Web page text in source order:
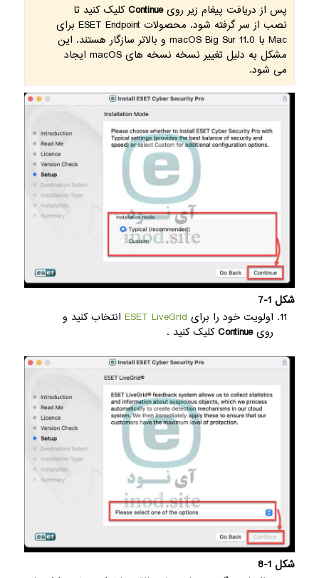
پس از دریافت پیغام زیر رویContinueکلیک کنید تا
نصب از سر گرفته شود. محصولات ESET Endpoint برای
Mac با macOS Big Sur 11.0 و بالاتر سازگار هستند. این
مشکل به دلیل تغییر نسخه نسخه های macOS ایجاد
می شود.
شکل 1-7
اولویت خود را برای ESET LiveGridانتخاب کنید و
رویContinueکلیک کنید .
شکل 1-8